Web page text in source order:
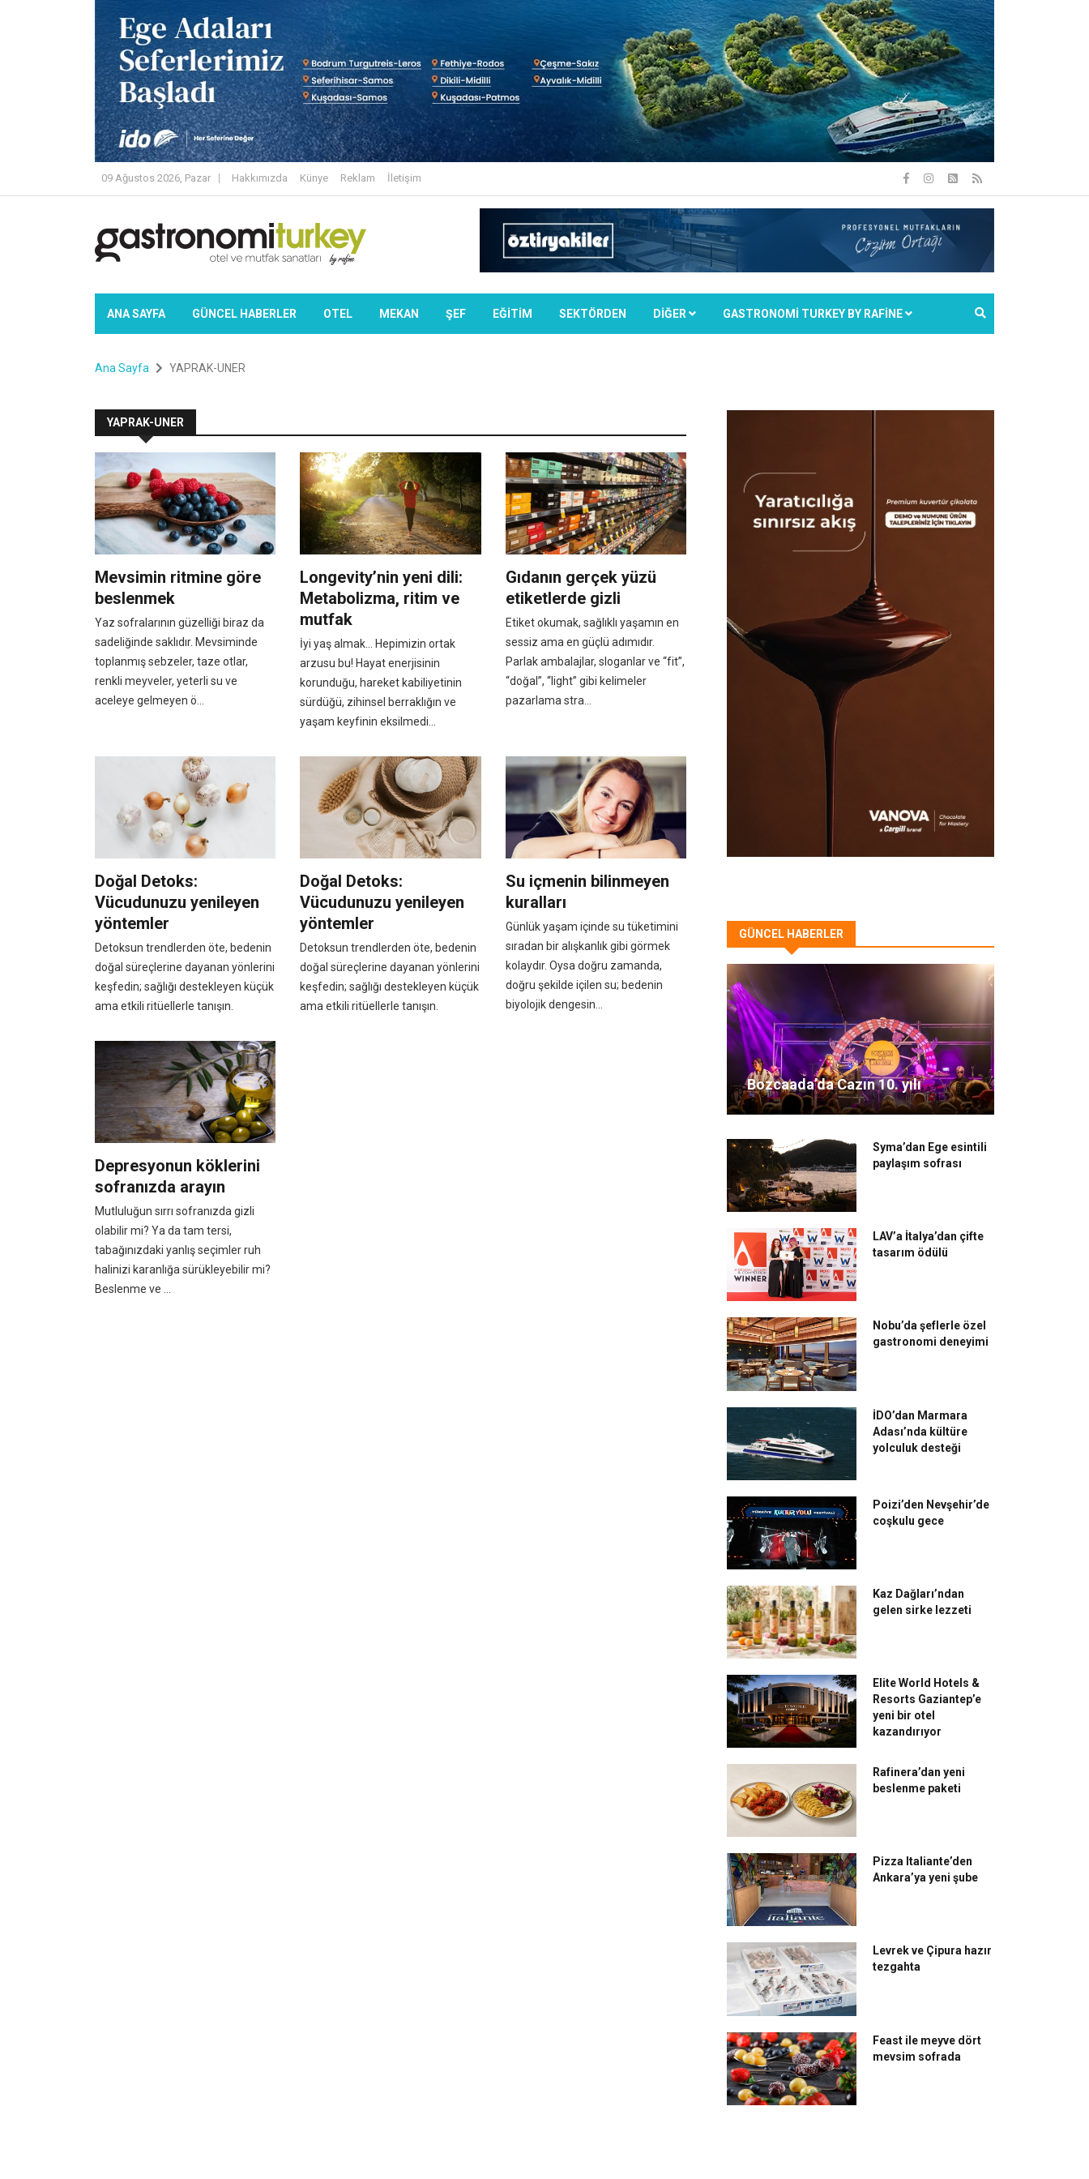
09 Ağustos 2026, Pazar Hakkımızda Künye Reklam İletişim
ANA SAYFA GÜNCEL HABERLER OTEL MEKAN ŞEF EĞİTİM SEKTÖRDEN DIĞER GASTRONOMİ TURKEY BY RAFİNE
Ana Sayfa YAPRAK-UNER
YAPRAK-UNER
Mevsimin ritmine göre
beslenmek
Yaz sofralarının güzelliği biraz da
sadeliğinde saklıdır. Mevsiminde
toplanmış sebzeler, taze otlar,
renkli meyveler, yeterli su ve
aceleye gelmeyen ö...
Longevity’nin yeni dili:
Metabolizma, ritim ve
mutfak
İyi yaş almak… Hepimizin ortak
arzusu bu! Hayat enerjisinin
korunduğu, hareket kabiliyetinin
sürdüğü, zihinsel berraklığın ve
yaşam keyfinin eksilmedi...
Gıdanın gerçek yüzü
etiketlerde gizli
Etiket okumak, sağlıklı yaşamın en
sessiz ama en güçlü adımıdır.
Parlak ambalajlar, sloganlar ve “fit”,
“doğal”, “light” gibi kelimeler
pazarlama stra...
Doğal Detoks:
Vücudunuzu yenileyen
yöntemler
Detoksun trendlerden öte, bedenin
doğal süreçlerine dayanan yönlerini
keşfedin; sağlığı destekleyen küçük
ama etkili ritüellerle tanışın.
Doğal Detoks:
Vücudunuzu yenileyen
yöntemler
Detoksun trendlerden öte, bedenin
doğal süreçlerine dayanan yönlerini
keşfedin; sağlığı destekleyen küçük
ama etkili ritüellerle tanışın.
Su içmenin bilinmeyen
kuralları
Günlük yaşam içinde su tüketimini
sıradan bir alışkanlık gibi görmek
kolaydır. Oysa doğru zamanda,
doğru şekilde içilen su; bedenin
biyolojik dengesin...
Depresyonun köklerini
sofranızda arayın
Mutluluğun sırrı sofranızda gizli
olabilir mi? Ya da tam tersi,
tabağınızdaki yanlış seçimler ruh
halinizi karanlığa sürükleyebilir mi?
Beslenme ve ...
GÜNCEL HABERLER
Bozcaada’da Cazın 10. yılı
Syma’dan Ege esintili
paylaşım sofrası
LAV’a İtalya’dan çifte
tasarım ödülü
Nobu’da şeflerle özel
gastronomi deneyimi
İDO’dan Marmara
Adası’nda kültüre
yolculuk desteği
Poizi’den Nevşehir’de
coşkulu gece
Kaz Dağları’ndan
gelen sirke lezzeti
Elite World Hotels &
Resorts Gaziantep’e
yeni bir otel
kazandırıyor
Rafinera’dan yeni
beslenme paketi
Pizza Italiante’den
Ankara’ya yeni şube
Levrek ve Çipura hazır
tezgahta
Feast ile meyve dört
mevsim sofrada